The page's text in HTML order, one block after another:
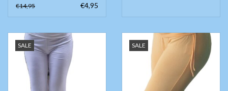
€14,95 €4,95
SALE SALE